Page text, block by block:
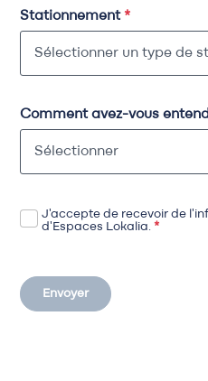
Stationnement *
Comment avez-vous
J'accepte de recevoir de
d'Espaces Lokalia. *
Envoyer